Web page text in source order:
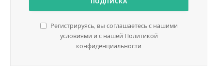
Регистрируясь, вы соглашаетесь с нашими
условиями и с нашей Политикой
конфиденциальности